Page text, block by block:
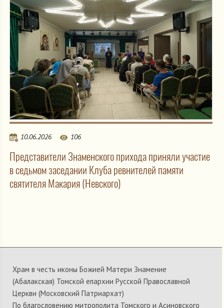
10.06.2026 106
Представители Знаменского прихода приняли участие
в седьмом заседании Клуба ревнителей памяти
святителя Макария (Невского)
Храм в честь иконы Божией Матери Знамение
(Абалакская) Томской епархии Русской Православной
Церкви (Московский Патриархат)
По благословению митрополита Томского и Асиновского